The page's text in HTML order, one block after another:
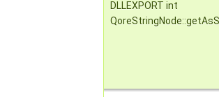
DLLEXPORT int